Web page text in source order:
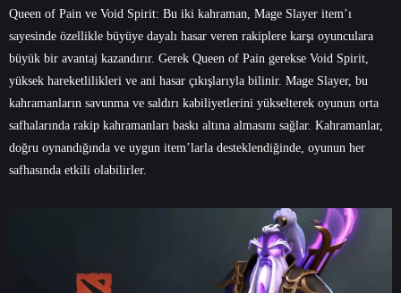
Queen of Pain ve Void Spirit: Bu iki kahraman, Mage Slayer item’ı
sayesinde özellikle büyüye dayalı hasar veren rakiplere karşı oyunculara
büyük bir avantaj kazandırır. Gerek Queen of Pain gerekse Void Spirit,
yüksek hareketlilikleri ve ani hasar çıkışlarıyla bilinir. Mage Slayer, bu
kahramanların savunma ve saldırı kabiliyetlerini yükselterek oyunun orta
safhalarında rakip kahramanları baskı altına almasını sağlar. Kahramanlar,
doğru oynandığında ve uygun item’larla desteklendiğinde, oyunun her
safhasında etkili olabilirler.